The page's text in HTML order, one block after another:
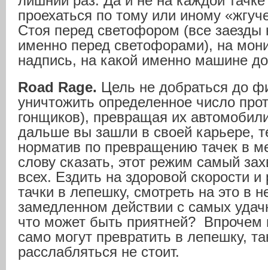
проехаться по тому или иному
Стоя перед светофором (все заезды
именно перед светофорами), на
надпись, на какой именно машине
Road Rage. Цель не добраться до
уничтожить определенное число
гонщиков), превращая их
дальше вы зашли в своей карьере,
норматив по превращению тачек в
слову сказать, этот режим самый
всех. Ездить на здоровой скорости
тачки в лепешку, смотреть на это в
замедленном действии с самых
что может быть приятней? Впрочем
само могут превратить в лепешку,
расслабляться не стоит.